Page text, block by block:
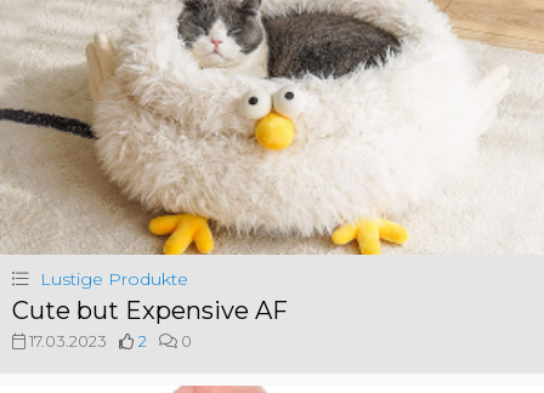
Lustige Produkte
Cute but Expensive AF
17.03.2023 2 0